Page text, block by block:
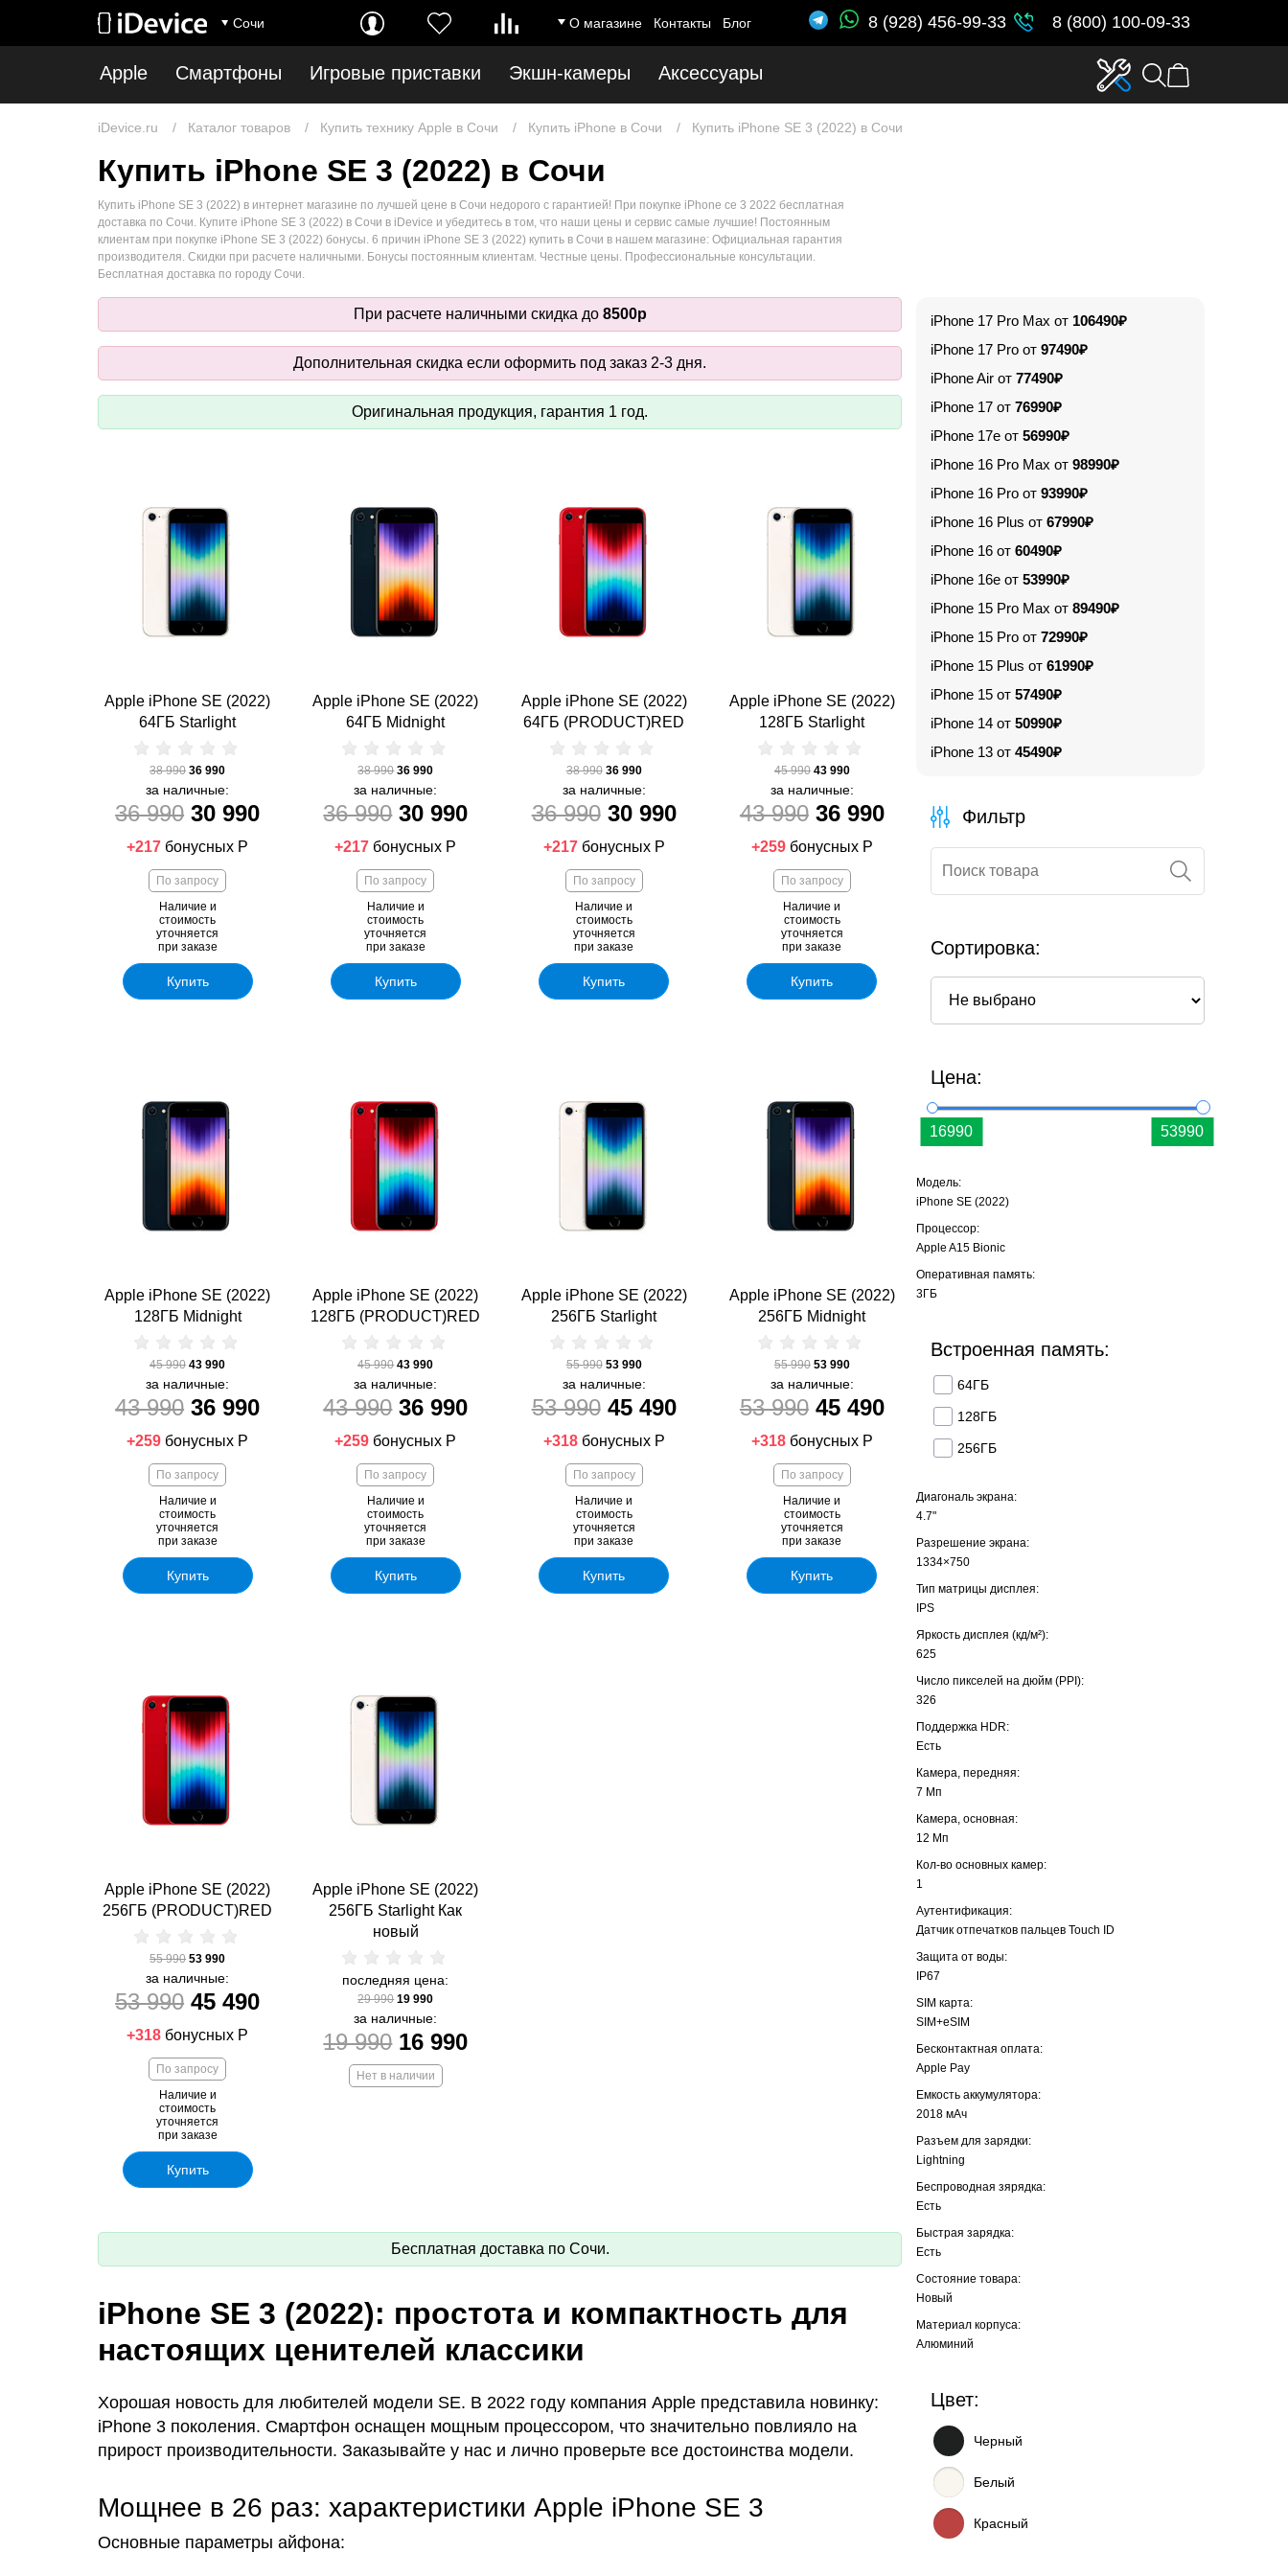
Сочи О магазине Контакты Блог 8 (928) 456-99-33 8 (800) 100-09-33
Apple Смартфоны Игровые приставки Экшн-камеры Аксессуары
iDevice.ru Каталог товаров Купить технику Apple в Сочи Купить iPhone в Сочи Купить iPhone SE 3 (2022) в Сочи
Купить iPhone SE 3 (2022) в Сочи
Купить iPhone SE 3 (2022) в интернет магазине по лучшей цене в Сочи недорого с гарантией! При покупке iPhone се 3 2022 бесплатная
доставка по Сочи. Купите iPhone SE 3 (2022) в Сочи в iDevice и убедитесь в том, что наши цены и сервис самые лучшие! Постоянным
клиентам при покупке iPhone SE 3 (2022) бонусы. 6 причин iPhone SE 3 (2022) купить в Сочи в нашем магазине: Официальная гарантия
производителя. Скидки при расчете наличными. Бонусы постоянным клиентам. Честные цены. Профессиональные консультации.
Бесплатная доставка по городу Сочи.
При расчете наличными скидка до 8500р
Дополнительная скидка если оформить под заказ 2-3 дня.
Оригинальная продукция, гарантия 1 год.
Apple iPhone SE (2022)
64ГБ Starlight
38 990 36 990
за наличные:
36 990 30 990
+217 бонусных Р
По запросу
Наличие и
стоимость
уточняется
при заказе
Купить
Apple iPhone SE (2022)
64ГБ Midnight
38 990 36 990
за наличные:
36 990 30 990
+217 бонусных Р
По запросу
Наличие и
стоимость
уточняется
при заказе
Купить
Apple iPhone SE (2022)
64ГБ (PRODUCT)RED
38 990 36 990
за наличные:
36 990 30 990
+217бонусных Р
По запросу
Наличие и
стоимость
уточняется
при заказе
Купить
Apple iPhone SE (2022)
128ГБ Starlight
45 990 43 990
за наличные:
43 990 36 990
+259бонусных Р
По запросу
Наличие и
стоимость
уточняется
при заказе
Купить
Apple iPhone SE (2022)
128ГБ Midnight
45 990 43 990
за наличные:
43 990 36 990
+259 бонусных Р
По запросу
Наличие и
стоимость
уточняется
при заказе
Купить
Apple iPhone SE (2022)
128ГБ (PRODUCT)RED
45 990 43 990
за наличные:
43 990 36 990
+259 бонусных Р
По запросу
Наличие и
стоимость
уточняется
при заказе
Купить
Apple iPhone SE (2022)
256ГБ Starlight
55 990 53 990
за наличные:
53 990 45 490
+318бонусных Р
По запросу
Наличие и
стоимость
уточняется
при заказе
Купить
Apple iPhone SE (2022)
256ГБ Midnight
55 990 53 990
за наличные:
53 990 45 490
+318бонусных Р
По запросу
Наличие и
стоимость
уточняется
при заказе
Купить
Apple iPhone SE (2022)
256ГБ (PRODUCT)RED
55 990 53 990
за наличные:
53 990 45 490
+318 бонусных Р
По запросу
Наличие и
стоимость
уточняется
при заказе
Купить
Apple iPhone SE (2022)
256ГБ Starlight Как
новый
последняя цена:
29 990 19 990
за наличные:
19 990 16 990
Нет в наличии
Бесплатная доставка по Сочи.
iPhone SE 3 (2022): простота и компактность для
настоящих ценителей классики
Хорошая новость для любителей модели SE. В 2022 году компания Apple представила новинку:
iPhone 3 поколения. Смартфон оснащен мощным процессором, что значительно повлияло на
прирост производительности. Заказывайте у нас и лично проверьте все достоинства модели.
Мощнее в 26 раз: характеристики Apple iPhone SE 3
Основные параметры айфона:
iPhone 17 Pro Max от 106490₽
iPhone 17 Pro от 97490₽
iPhone Air от 77490₽
iPhone 17 от 76990₽
iPhone 17e от 56990₽
iPhone 16 Pro Max от 98990₽
iPhone 16 Pro от 93990₽
iPhone 16 Plus от 67990₽
iPhone 16 от 60490₽
iPhone 16e от 53990₽
iPhone 15 Pro Max от 89490₽
iPhone 15 Pro от 72990₽
iPhone 15 Plus от 61990₽
iPhone 15 от 57490₽
iPhone 14 от 50990₽
iPhone 13 от 45490₽
Фильтр
Сортировка:
Цена:
Модель:
iPhone SE (2022)
Процессор:
Apple A15 Bionic
Оперативная память:
3ГБ
Встроенная память:
64ГБ
128ГБ
256ГБ
Диагональ экрана:
4.7"
Разрешение экрана:
1334×750
Тип матрицы дисплея:
IPS
Яркость дисплея (кд/ м²):
625
Число пикселей на дюйм (PPI):
326
Поддержка HDR:
Есть
Камера, передняя:
7 Мп
Камера, основная:
12 Мп
Кол-во основных камер:
1
Аутентификация:
Датчик отпечатков пальцев Touch ID
Защита от воды:
IP67
SIM карта:
SIM+eSIM
Бесконтактная оплата:
Apple Pay
Емкость аккумулятора:
2018 мАч
Разъем для зарядки:
Lightning
Беспроводная зярядка:
Есть
Быстрая зарядка:
Есть
Состояние товара:
Новый
Материал корпуса:
Алюминий
Цвет:
Черный
Белый
Красный